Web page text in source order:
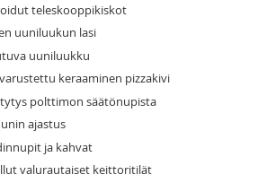
teleskooppikiskot
uuniluukun lasi
uuniluukku
keraaminen pizzakivi
polttimon säätönupista
ajastus
ja kahvat
valurautaiset keittoritilät